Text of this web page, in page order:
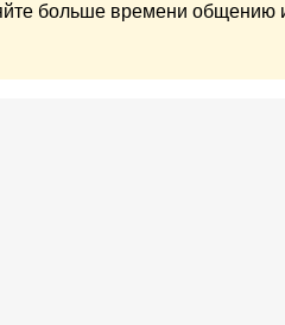
больше времени общению